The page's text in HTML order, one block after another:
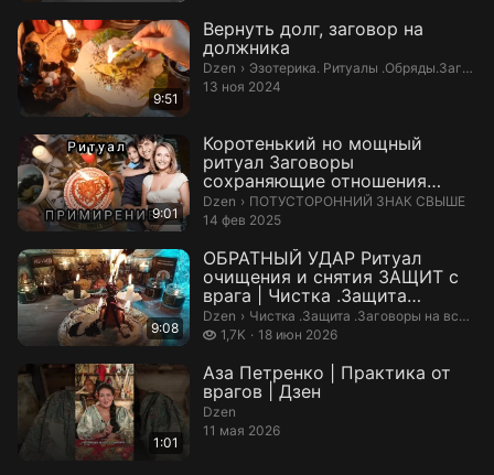
9:51
Вернуть долг, заговор на
должника
Dzen › Эзотерика. Ритуалы
Эзотерика. Ритуалы .Обряды.Заговоры. Мантры. Руны .
13 ноя 2024
9:01
Коротенький но мощный
ритуал Заговоры
сохраняющие отношения
между супругами и предот...
Dzen › ПОТУСТОРОННИЙ ЗНАК СВЫШЕ.
ПОТУСТОРОННИЙ ЗНАК СВЫШЕ
14 фев 2025
9:08
ОБРАТНЫЙ УДАР Ритуал
очищения и снятия ЗАЩИТ с
врага | Чистка .Защита
.Заговоры на в...
Dzen › Чистка .Защита .Заговоры на все
Чистка .Защита .Заговоры на все случаи жизни.
1,7K
1,7 тысяч просмотров
18 июн 2026
1:01
Аза Петренко | Практика от
врагов | Дзен
Dzen
11 мая 2026